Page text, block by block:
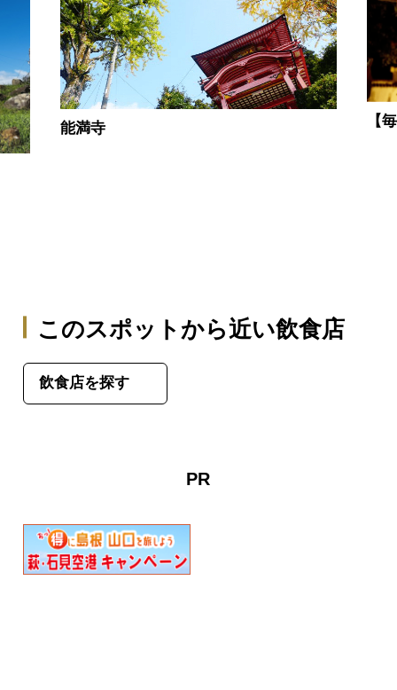
能満寺 【
このスポットから近い飲食店
飲食店を探す
PR